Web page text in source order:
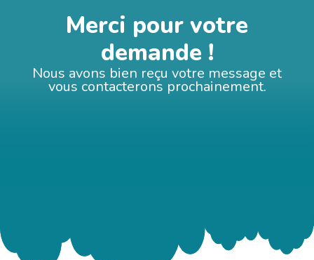
Merci pour votre
demande !
Nous avons bien reçu votre message et
vous contacterons prochainement.